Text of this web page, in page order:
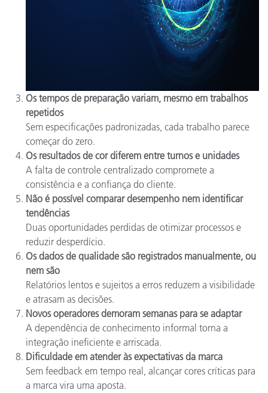
Os tempos de preparação variam, mesmo em trabalhos
repetidos
Sem especificações padronizadas, cada trabalho parece
começar do zero.
Os resultados de cor diferem entre turnos e unidades
A falta de controle centralizado compromete a
consistência e a confiança do cliente.
Não é possível comparar desempenho nem identificar
tendências
Duas oportunidades perdidas de otimizar processos e
reduzir desperdício.
Os dados de qualidade são registrados manualmente, ou
nem são
Relatórios lentos e sujeitos a erros reduzem a visibilidade
e atrasam as decisões.
Novos operadores demoram semanas para se adaptar
A dependência de conhecimento informal torna a
integração ineficiente e arriscada.
Dificuldade em atender às expectativas da marca
Sem feedback em tempo real, alcançar cores críticas para
a marca vira uma aposta.